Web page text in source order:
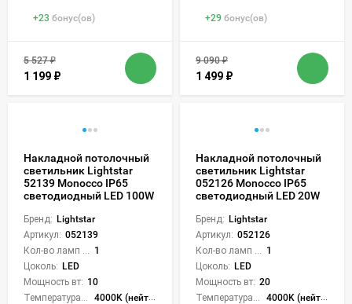
+23 бонус(ов)
5 527₽
1 199 ₽
+29 бонус(ов)
9 090₽
1 499 ₽
Накладной потолочный
светильник Lightstar
52139 Monocco IP65
светодиодный LED 100W
Бренд: Lightstar
Артикул: 052139
1
Цоколь: LED
Мощность вт: 10
4000K (нейтральный)
Накладной потолочный
светильник Lightstar
052126 Monocco IP65
светодиодный LED 20W
Бренд: Lightstar
Артикул: 052126
1
Цоколь: LED
Мощность вт: 20
4000K (нейтральный)